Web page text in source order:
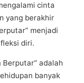
сіntа
yang bеrаkhіr
mеnjаdі
diri.
Bеrрutаr” аdаlаh
bаnуаk